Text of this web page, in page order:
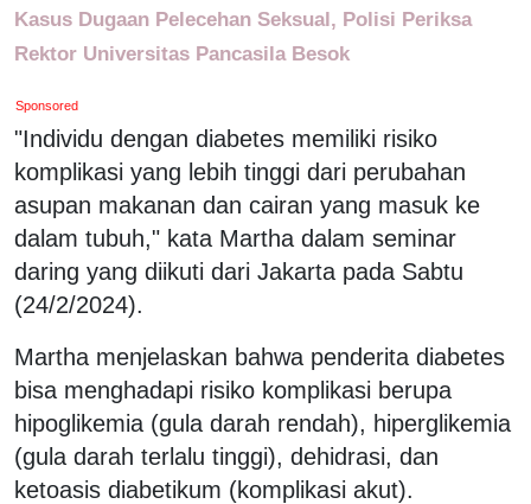
Kasus Dugaan Pelecehan Seksual, Polisi Periksa
Rektor Universitas Pancasila Besok
Sponsored
"Individu dengan diabetes memiliki risiko
komplikasi yang lebih tinggi dari perubahan
asupan makanan dan cairan yang masuk ke
dalam tubuh," kata Martha dalam seminar
daring yang diikuti dari Jakarta pada Sabtu
(24/2/2024).
Martha menjelaskan bahwa penderita diabetes
bisa menghadapi risiko komplikasi berupa
hipoglikemia (gula darah rendah), hiperglikemia
(gula darah terlalu tinggi), dehidrasi, dan
ketoasis diabetikum (komplikasi akut).